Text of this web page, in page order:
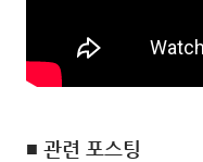
■ 관련 포스팅